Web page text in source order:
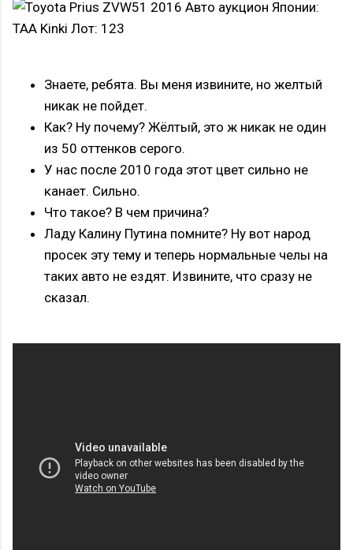
Знаете, ребята. Вы меня извините, но желтый
никак не пойдет.
Как? Ну почему? Жёлтый, это ж никак не один
из 50 оттенков серого.
У нас после 2010 года этот цвет сильно не
канает. Сильно.
Что такое? В чем причина?
Ладу Калину Путина помните? Ну вот народ
просек эту тему и теперь нормальные челы на
таких авто не ездят. Извините, что сразу не
сказал.